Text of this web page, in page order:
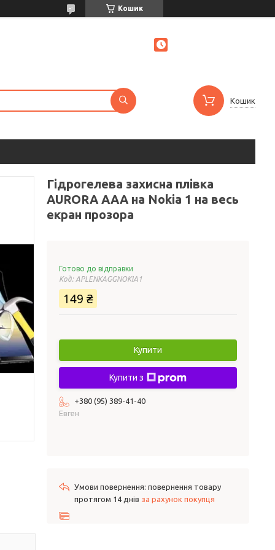
Кошик
Кошик
Гідрогелева захисна плівка
AURORA AAA на Nokia 1 на весь
екран прозора
Готово до відправки
Код: APLENKAGGNOKIA1
149 ₴
Купити
Купити з
+380 (95) 389-41-40
Евген
повернення товару
протягом 14 днів за рахунок покупця